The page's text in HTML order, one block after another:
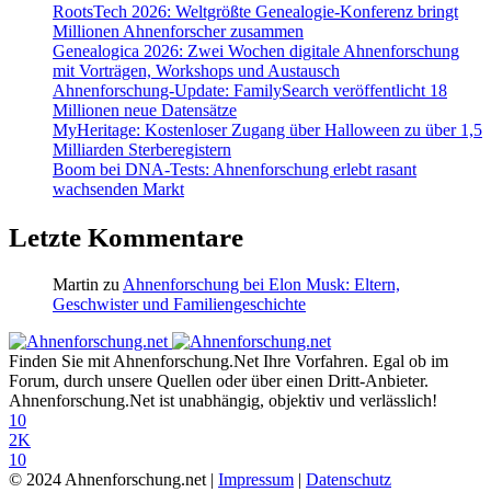
RootsTech 2026: Weltgrößte Genealogie-Konferenz bringt
Millionen Ahnenforscher zusammen
Genealogica 2026: Zwei Wochen digitale Ahnenforschung
mit Vorträgen, Workshops und Austausch
Ahnenforschung-Update: FamilySearch veröffentlicht 18
Millionen neue Datensätze
MyHeritage: Kostenloser Zugang über Halloween zu über 1,5
Milliarden Sterberegistern
Boom bei DNA-Tests: Ahnenforschung erlebt rasant
wachsenden Markt
Letzte Kommentare
Martin zuAhnenforschung bei Elon Musk: Eltern,
Geschwister und Familiengeschichte
Finden Sie mit Ahnenforschung.Net Ihre Vorfahren. Egal ob im
Forum, durch unsere Quellen oder über einen Dritt-Anbieter.
Ahnenforschung.Net ist unabhängig, objektiv und verlässlich!
10
2K
10
© 2024 Ahnenforschung.net | Impressum | Datenschutz